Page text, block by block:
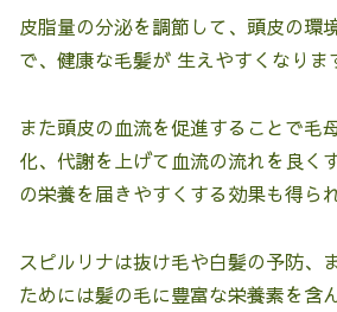
皮脂量の分泌を調節して、頭皮の環
で、健康な毛髪が 生えやすくなりま
また頭皮の血流を促進することで毛
化、代謝を上げて血流の流れを良く
の栄養を届きやすくする効果も得ら
スピルリナは抜け毛や白髪の予防、
ためには髪の毛に豊富な栄養素を含